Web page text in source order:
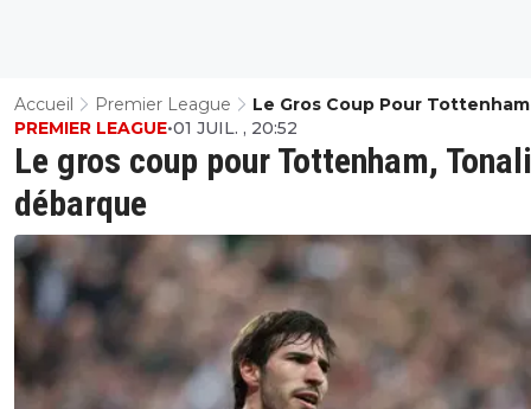
Accueil Premier League
Le Gros Coup Pour
Tonali Débarque
Le gros coup pour Tottenham, Tonali
débarque
PREMIER LEAGUE•01 JUIL. , 20:52